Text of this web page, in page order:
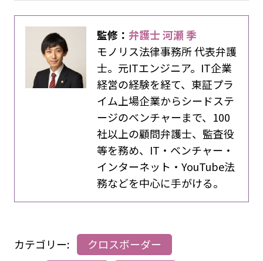
監修：弁護士 河瀬 季
モノリス法律事務所 代表弁護
士。元ITエンジニア。IT企業
経営の経験を経て、東証プラ
イム上場企業からシードステ
ージのベンチャーまで、100
社以上の顧問弁護士、監査役
等を務め、IT・ベンチャー・
インターネット・YouTube法
務などを中心に手がける。
カテゴリー:
クロスボーダー